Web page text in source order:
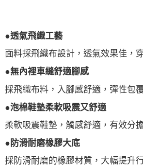
●透氣飛織工藝
面料採飛織布設計，透氣效果佳，
●無內裡車縫舒適腳感
採飛織布料，入腳感舒適，彈性包
●泡棉鞋墊柔軟吸震又舒適
柔軟吸震鞋墊，觸感舒適，有效分
●防滑耐磨橡膠大底
採防滑耐磨的橡膠材質，大幅提升